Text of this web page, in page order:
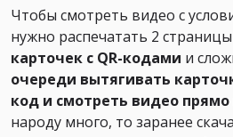
Чтобы смотреть видео с
нужно распечатать 2
карточек с QR-кодами и
очереди вытягивать
код и смотреть видео
народу много, то заранее